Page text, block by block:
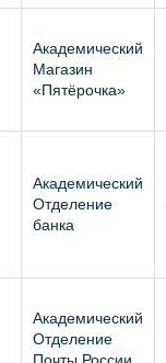
Академический
Магазин
«Пятёрочка»
Академический
Отделение
банка
Академический
Отделение